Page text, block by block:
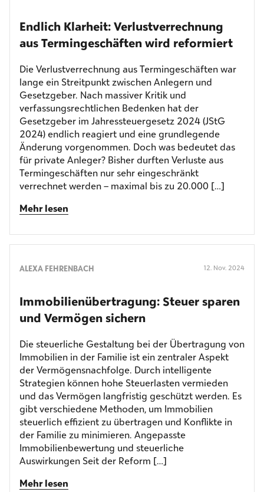
Endlich Klarheit: Verlust­verrechnung
aus Termin­geschäften wird reformiert
Die Verlustverrechnung aus Termingeschäften war
lange ein Streitpunkt zwischen Anlegern und
Gesetzgeber. Nach massiver Kritik und
verfassungsrechtlichen Bedenken hat der
Gesetzgeber im Jahressteuergesetz 2024 (JStG
2024) endlich reagiert und eine grundlegende
Änderung vorgenommen. Doch was bedeutet das
für private Anleger? Bisher durften Verluste aus
Termingeschäften nur sehr eingeschränkt
verrechnet werden – maximal bis zu 20.000 […]
Mehr lesen
ALEXA FEHRENBACH 12. Nov. 2024
Immobilien­übertragung: Steuer sparen
und Vermögen sichern
Die steuerliche Gestaltung bei der Übertragung von
Immobilien in der Familie ist ein zentraler Aspekt
der Vermögensnachfolge. Durch intelligente
Strategien können hohe Steuerlasten vermieden
und das Vermögen langfristig geschützt werden. Es
gibt verschiedene Methoden, um Immobilien
steuerlich effizient zu übertragen und Konflikte in
der Familie zu minimieren. Angepasste
Immobilienbewertung und steuerliche
Auswirkungen Seit der Reform […]
Mehr lesen